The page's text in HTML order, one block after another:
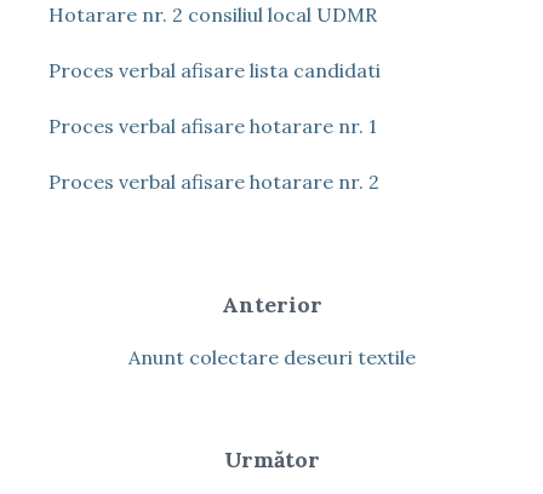
Hotarare nr. 2 consiliul local UDMR
Proces verbal afisare lista candidati
Proces verbal afisare hotarare nr. 1
Proces verbal afisare hotarare nr. 2
Anterior
Anunt colectare deseuri textile
Următor